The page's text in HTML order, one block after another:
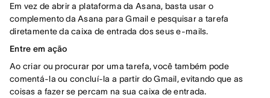
Em vez de abrir a plataforma da Asana, basta usar o
complemento da Asana para Gmail e pesquisar a tarefa
diretamente da caixa de entrada dos seus e-mails.
Entre em ação
Ao criar ou procurar por uma tarefa, você também pode
comentá-la ou concluí-la a partir do Gmail, evitando que as
coisas a fazer se percam na sua caixa de entrada.